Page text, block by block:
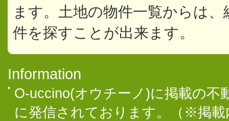
ます。土地の物件一覧からは
件を探すことが出来ます。
Information
O-uccino(オウチーノ)に掲載の不
に発信されております。（※掲